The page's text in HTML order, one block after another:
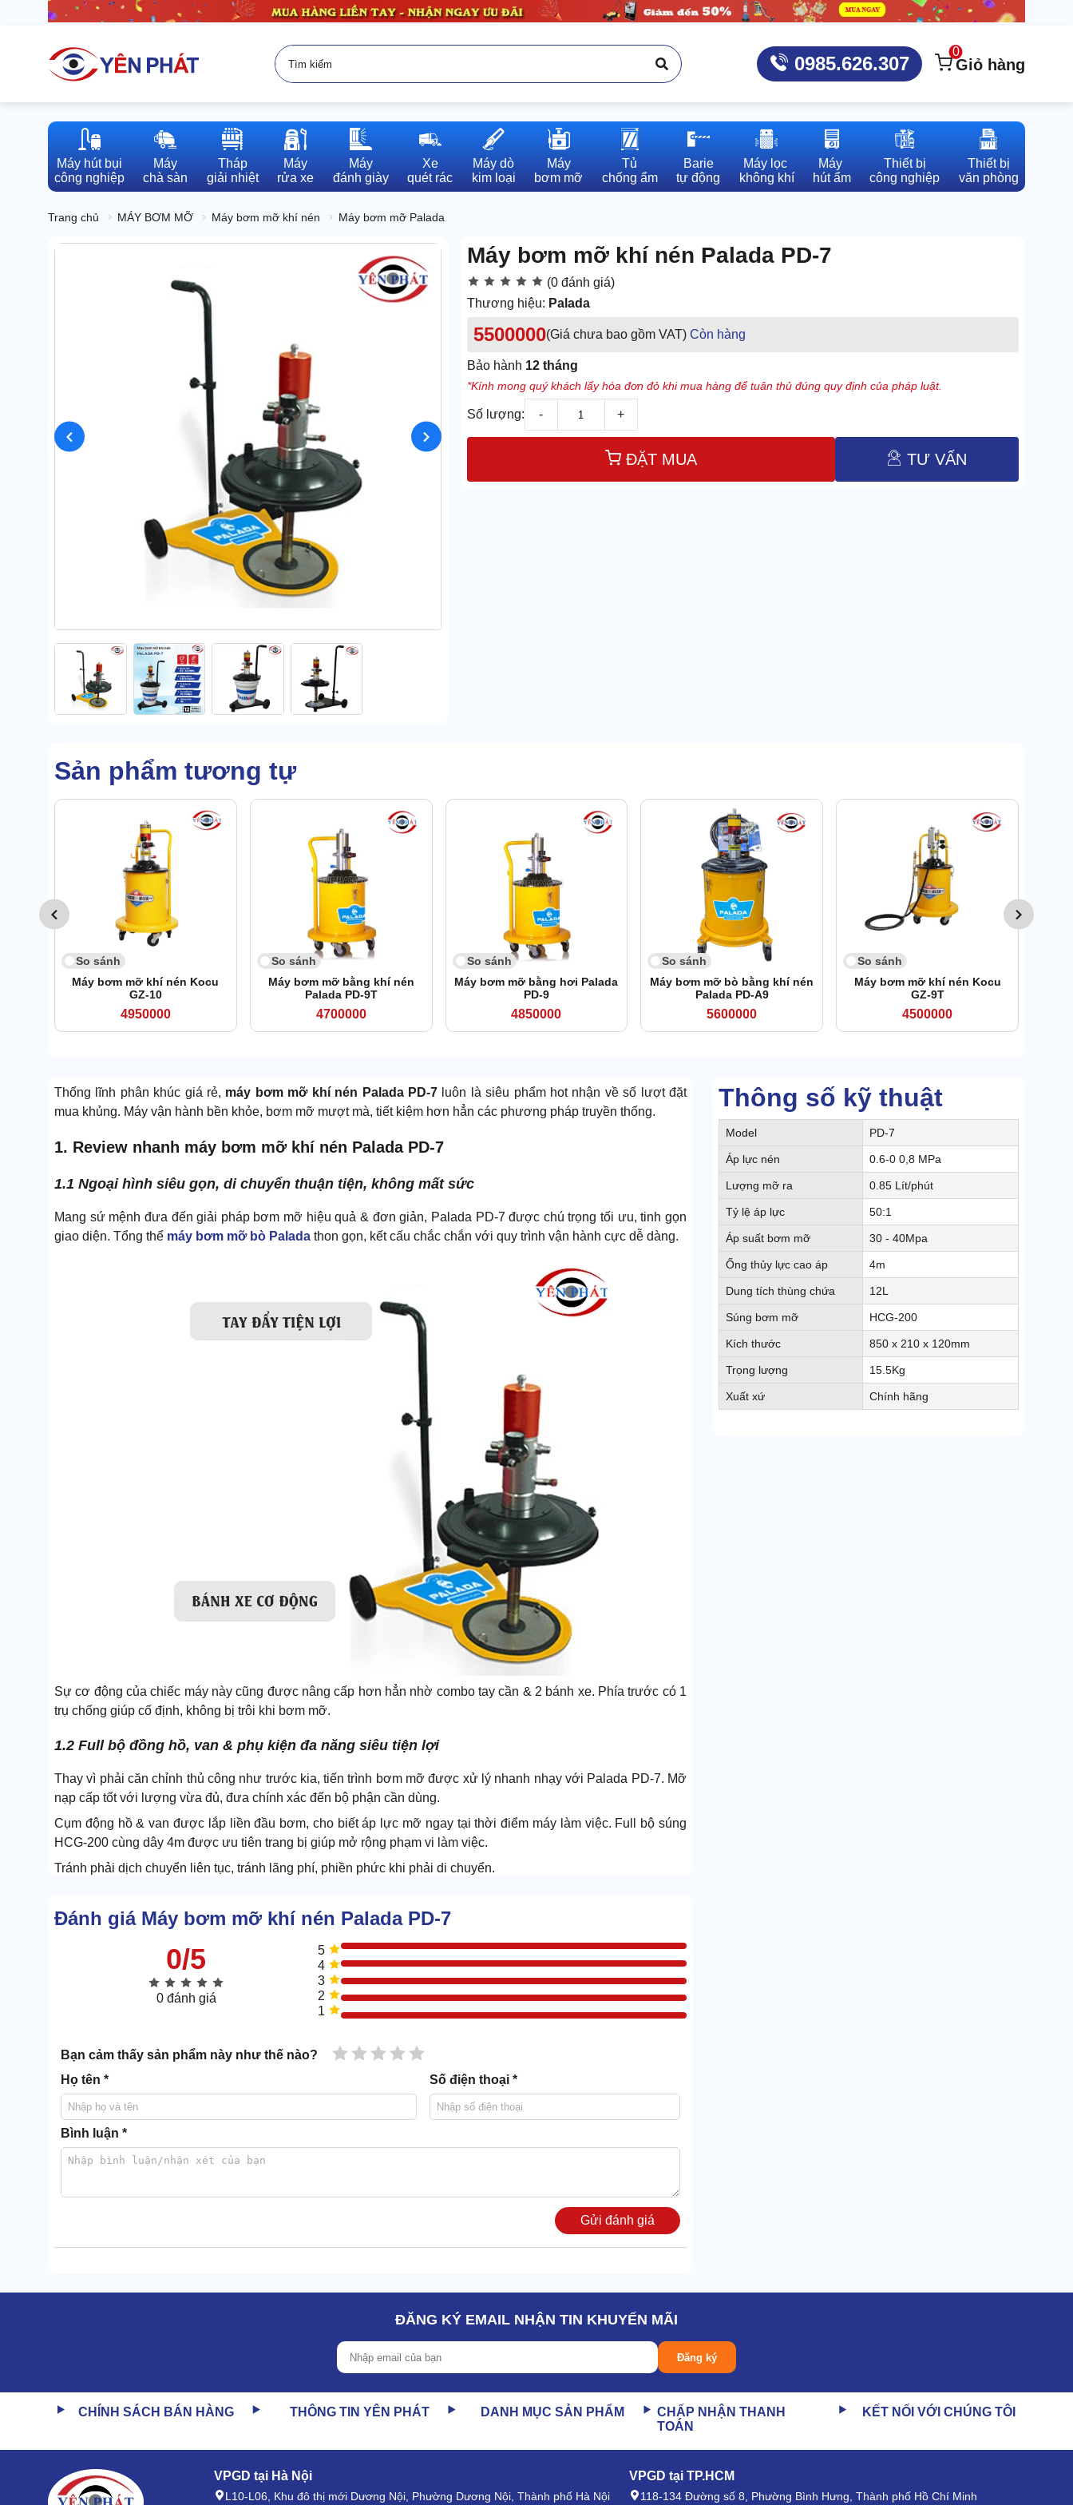
0985.626.307
0
Giỏ hàng
Máy hút bụi
công nghiệp
Máy
chà sàn
Tháp
giải nhiệt
Máy
rửa xe
Máy
đánh giày
Xe
quét rác
Máy dò
kim loại
Máy
bơm mỡ
Tủ
chống ẩm
Barie
tự động
Máy lọc
không khí
Máy
hút ẩm
Thiết bị
công nghiệp
Thiết bị
văn phòng
Trang chủ MÁY BƠM MỠ Máy bơm mỡ khí nén Máy bơm mỡ Palada
Máy bơm mỡ khí nén Palada PD-7
(0 đánh giá)
Thương hiệu: Palada
5500000(Giá chưa bao gồm VAT) Còn hàng
Bảo hành 12 tháng
*Kính mong quý khách lấy hóa đơn đỏ khi mua hàng để tuân thủ đúng quy định của pháp luật.
Số lượng: - +
ĐẶT MUA TƯ VẤN
Sản phẩm tương tự
So sánh
Máy bơm mỡ khí nén Kocu
GZ-10
4950000
So sánh
Máy bơm mỡ bằng khí nén
Palada PD-9T
4700000
So sánh
Máy bơm mỡ bằng hơi Palada
PD-9
4850000
So sánh
Máy bơm mỡ bò bằng khí nén
Palada PD-A9
5600000
So sánh
Máy bơm mỡ khí nén Kocu
GZ-9T
4500000
Thông số kỹ thuật
Model PD-7
Áp lực nén 0.6-0 0,8 MPa
Lượng mỡ ra 0.85 Lít/phút
Tỷ lệ áp lực 50:1
Áp suất bơm mỡ 30 - 40Mpa
Ống thủy lực cao áp 4m
Dung tích thùng chứa 12L
Súng bơm mỡ HCG-200
Kích thước 850 x 210 x 120mm
Trọng lượng 15.5Kg
Xuất xứ Chính hãng
Thống lĩnh phân khúc giá rẻ, máy bơm mỡ khí nén Palada PD-7luôn là siêu phẩm hot nhận về số lượt đặt
mua khủng. Máy vận hành bền khỏe, bơm mỡ mượt mà, tiết kiệm hơn hẳn các phương pháp truyền thống.
1. Review nhanh máy bơm mỡ khí nén Palada PD-7
1.1 Ngoại hình siêu gọn, di chuyển thuận tiện, không mất sức
Mang sứ mệnh đưa đến giải pháp bơm mỡ hiệu quả & đơn giản, Palada PD-7 được chú trọng tối ưu, tinh gọn
giao diện. Tổng thể máy bơm mỡ bò Palada thon gọn, kết cấu chắc chắn với quy trình vận hành cực dễ dàng.
Sự cơ động của chiếc máy này cũng được nâng cấp hơn hẳn nhờ combo tay cần & 2 bánh xe. Phía trước có 1
trụ chống giúp cố định, không bị trôi khi bơm mỡ.
1.2 Full bộ đồng hồ, van & phụ kiện đa năng siêu tiện lợi
Thay vì phải căn chỉnh thủ công như trước kia, tiến trình bơm mỡ được xử lý nhanh nhạy với Palada PD-7. Mỡ
nạp cấp tốt với lượng vừa đủ, đưa chính xác đến bộ phận cần dùng.
Cụm động hồ & van được lắp liền đầu bơm, cho biết áp lực mỡ ngay tại thời điểm máy làm việc. Full bộ súng
HCG-200 cùng dây 4m được ưu tiên trang bị giúp mở rộng phạm vi làm việc.
Tránh phải dịch chuyển liên tục, tránh lãng phí, phiền phức khi phải di chuyển.
Độ bền máy cũng là điều khiến nhiều người dùng bất ngờ, thậm chí vượt cả kỳ vọng.
Máy bơm mỡ bằng khí
Lý giải cho điều này, Palada vô cùng chịu chi khi sử dụng cho thiết bị của mình những chất liệu bền khỏe nhất.
Palada PD-7 không được trang bị sẵn thùng mỡ như các model cùng tính năng. Thay vào đó, chỉ cần lắp trực
Đánh giá Máy bơm mỡ khí nén Palada PD-7
0/5
0 đánh giá
5
4
3
2
1
Bạn cảm thấy sản phẩm này như thế nào? 5 sao
4 sao
3 sao
2 sao
1 sao
Họ tên * Số điện thoại *
Bình luận *
Gửi đánh giá
ĐĂNG KÝ EMAIL NHẬN TIN KHUYẾN MÃI
Đăng ký
CHÍNH SÁCH BÁN HÀNG THÔNG TIN YÊN PHÁT DANH MỤC SẢN PHẨM
CHẤP NHẬN THANH
TOÁN
KẾT NỐI VỚI CHÚNG TÔI
VPGD tại Hà Nội
L10-L06, Khu đô thị mới Dương Nội, Phường Dương Nội, Thành phố Hà Nội
VPGD tại TP.HCM
118-134 Đường số 8, Phường Bình Hưng, Thành phố Hồ Chí Minh